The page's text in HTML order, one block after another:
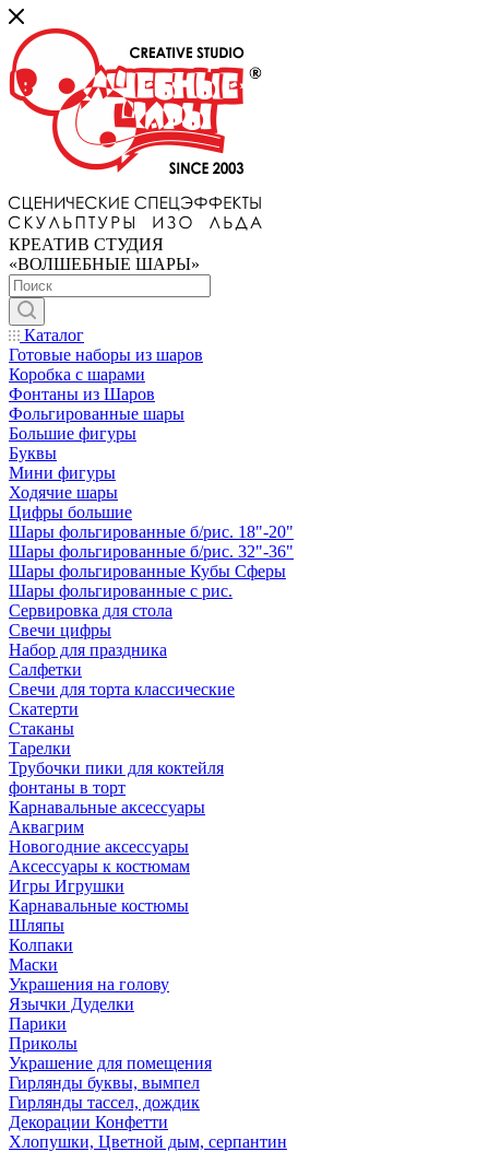
КРЕАТИВ СТУДИЯ
«ВОЛШЕБНЫЕ ШАРЫ»
Каталог
Готовые наборы из шаров
Коробка с шарами
Фонтаны из Шаров
Фольгированные шары
Большие фигуры
Буквы
Мини фигуры
Ходячие шары
Цифры большие
Шары фольгированные б/рис. 18"-20"
Шары фольгированные б/рис. 32"-36"
Шары фольгированные Кубы Сферы
Шары фольгированные с рис.
Сервировка для стола
Свечи цифры
Набор для праздника
Салфетки
Свечи для торта классические
Скатерти
Стаканы
Тарелки
Трубочки пики для коктейля
фонтаны в торт
Карнавальные аксессуары
Аквагрим
Новогодние аксессуары
Аксессуары к костюмам
Игры Игрушки
Карнавальные костюмы
Шляпы
Колпаки
Маски
Украшения на голову
Язычки Дуделки
Парики
Приколы
Украшение для помещения
Гирлянды буквы, вымпел
Гирлянды тассел, дождик
Декорации Конфетти
Хлопушки, Цветной дым, серпантин